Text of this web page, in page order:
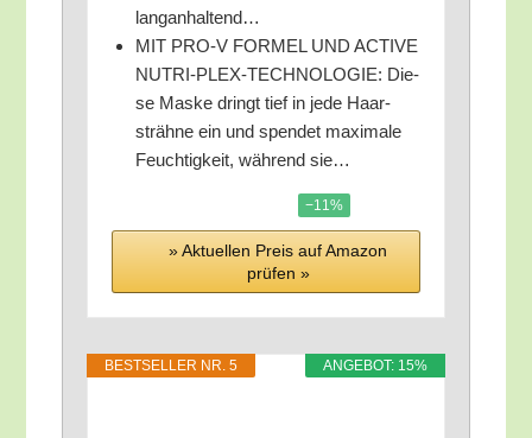
langanhaltend…
MIT PRO‑V FORMEL UND ACTIVE
NUTRI-PLEX-TECHNOLOGIE: Die­
se Mas­ke dringt tief in jede Haar­
sträh­ne ein und spen­det maxi­ma­le
Feuch­tig­keit, wäh­rend sie…
−11%
» Aktu­el­len Preis auf Ama­zon
prü­fen »
ANGE­BOT: 15%
BEST­SEL­LER NR. 5